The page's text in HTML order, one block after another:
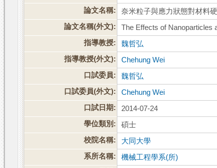
論文名稱:
奈米粒子與應力狀態對材料
論文名稱(外文):
The Effects of Nanoparticles
指導教授:
魏哲弘
指導教授(外文):
Chehung Wei
口試委員:
魏哲弘
口試委員(外文):
Chehung Wei
口試日期:
2014-07-24
學位類別:
碩士
校院名稱:
大同大學
系所名稱:
機械工程學系(所)